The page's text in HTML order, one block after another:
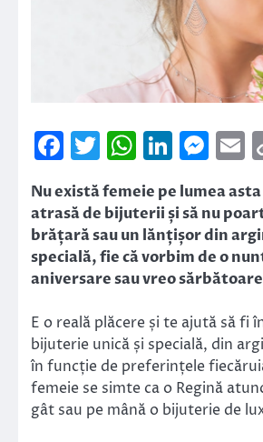
Facebook
Twitter
Nu există femeie pe lumea
atrasă de bijuterii și să nu
brățară sau un lănțișor din
specială, fie că vorbim de o
aniversare sau vreo
E o reală plăcere și te ajută să fi
bijuterie unică și specială, din
în funcție de preferințele
femeie se simte ca o Regină
gât sau pe mână o bijuterie de